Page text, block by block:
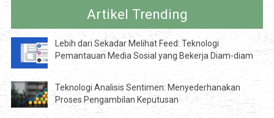
Artikel Trending
Lebih dari Sekadar Melihat Feed: Teknologi
Pemantauan Media Sosial yang Bekerja Diam-diam
Teknologi Analisis Sentimen: Menyederhanakan
Proses Pengambilan Keputusan